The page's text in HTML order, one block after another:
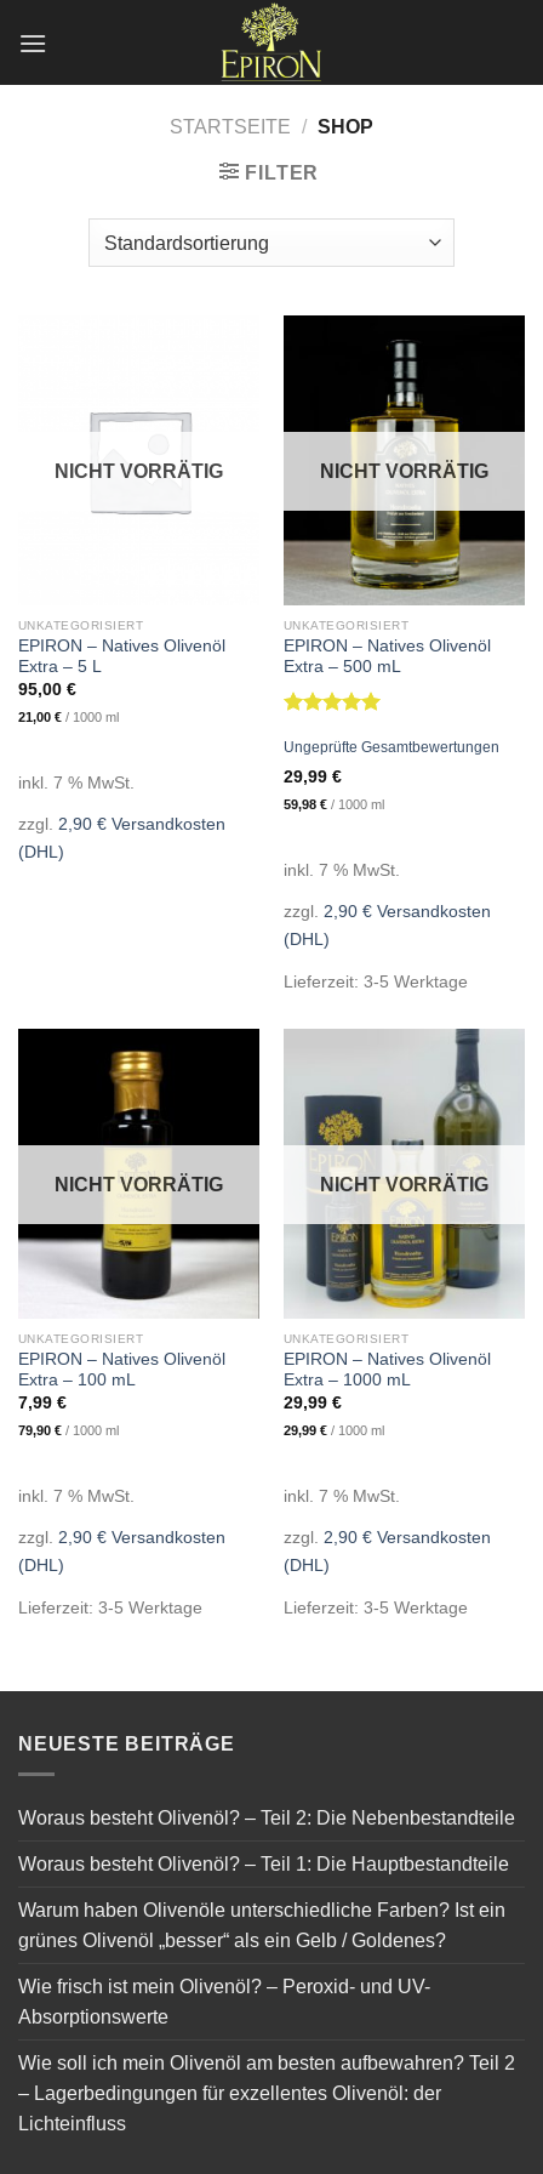
Inhalt
STARTSEITE / SHOP
FILTER
NICHT VORRÄTIG
UNKATEGORISIERT
EPIRON – Natives Olivenöl
Extra – 5 L
95,00 €
21,00 €/ 1000 ml
inkl. 7 % MwSt.
zzgl. 2,90 € Versandkosten
(DHL)
NICHT VORRÄTIG
UNKATEGORISIERT
EPIRON – Natives Olivenöl
Extra – 500 mL
mit5.00
von 5
Ungeprüfte Gesamtbewertungen
29,99 €
59,98 €/ 1000 ml
inkl. 7 % MwSt.
zzgl. 2,90 € Versandkosten
(DHL)
Lieferzeit: 3-5 Werktage
NICHT VORRÄTIG
UNKATEGORISIERT
EPIRON – Natives Olivenöl
Extra – 100 mL
7,99 €
79,90 €/ 1000 ml
inkl. 7 % MwSt.
zzgl. 2,90 € Versandkosten
(DHL)
Lieferzeit: 3-5 Werktage
NICHT VORRÄTIG
UNKATEGORISIERT
EPIRON – Natives Olivenöl
Extra – 1000 mL
29,99 €
29,99 €/ 1000 ml
inkl. 7 % MwSt.
zzgl. 2,90 € Versandkosten
(DHL)
Lieferzeit: 3-5 Werktage
NEUESTE BEITRÄGE
Woraus besteht Olivenöl? – Teil 2: Die Nebenbestandteile
Woraus besteht Olivenöl? – Teil 1: Die Hauptbestandteile
Warum haben Olivenöle unterschiedliche Farben? Ist ein
grünes Olivenöl „besser“ als ein Gelb / Goldenes?
Wie frisch ist mein Olivenöl? – Peroxid- und UV-
Absorptionswerte
Wie soll ich mein Olivenöl am besten aufbewahren? Teil 2
– Lagerbedingungen für exzellentes Olivenöl: der
Lichteinfluss